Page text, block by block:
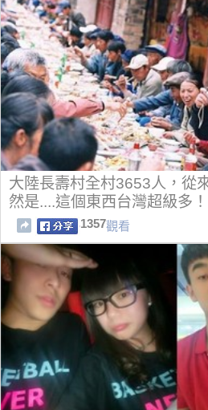
大陸長壽村全村3653人，從
然是....這個東西台灣超級多！
1357觀看